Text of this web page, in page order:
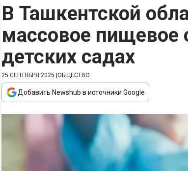
В Ташкентской
массовое пищевое
детских садах
25 СЕНТЯБРЯ 2025 ОБЩЕСТВО
Добавить Newshub в источники Google